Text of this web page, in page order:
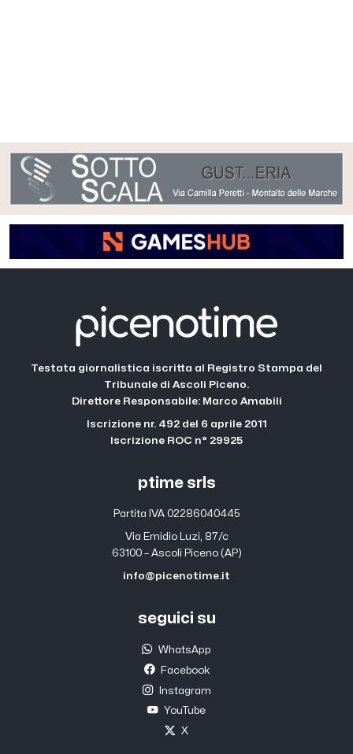
Testata giornalistica iscritta al Registro Stampa del
Tribunale di Ascoli Piceno.
Direttore Responsabile: Marco Amabili
Iscrizione nr. 492 del 6 aprile 2011
Iscrizione ROC n° 29925
ptime srls
Partita IVA 02286040445
Via Emidio Luzi, 87/c
63100 – Ascoli Piceno (AP)
info@picenotime.it
seguici su
WhatsApp
Facebook
Instagram
YouTube
X